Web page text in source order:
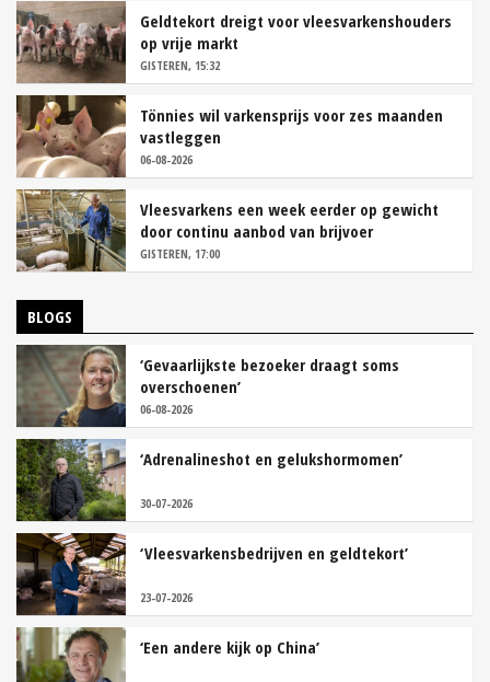
Geldtekort dreigt voor vleesvarkenshouders
op vrije markt
GISTEREN, 15:32
Tönnies wil varkensprijs voor zes maanden
vastleggen
06-08-2026
Vleesvarkens een week eerder op gewicht
door continu aanbod van brijvoer
GISTEREN, 17:00
BLOGS
‘Gevaarlijkste bezoeker draagt soms
overschoenen’
06-08-2026
‘Adrenalineshot en gelukshormomen’
30-07-2026
‘Vleesvarkensbedrijven en geldtekort’
23-07-2026
‘Een andere kijk op China’